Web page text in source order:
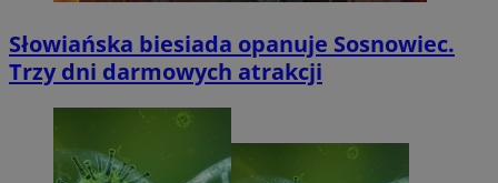
Słowiańska biesiada opanuje Sosnowiec.
Trzy dni darmowych atrakcji